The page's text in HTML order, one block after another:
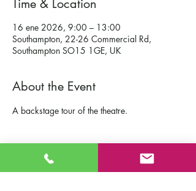
Time & Location
16 ene 2026, 9:00 – 13:00
Southampton, 22-26 Commercial Rd,
Southampton SO15 1GE, UK
About the Event
A backstage tour of the theatre.